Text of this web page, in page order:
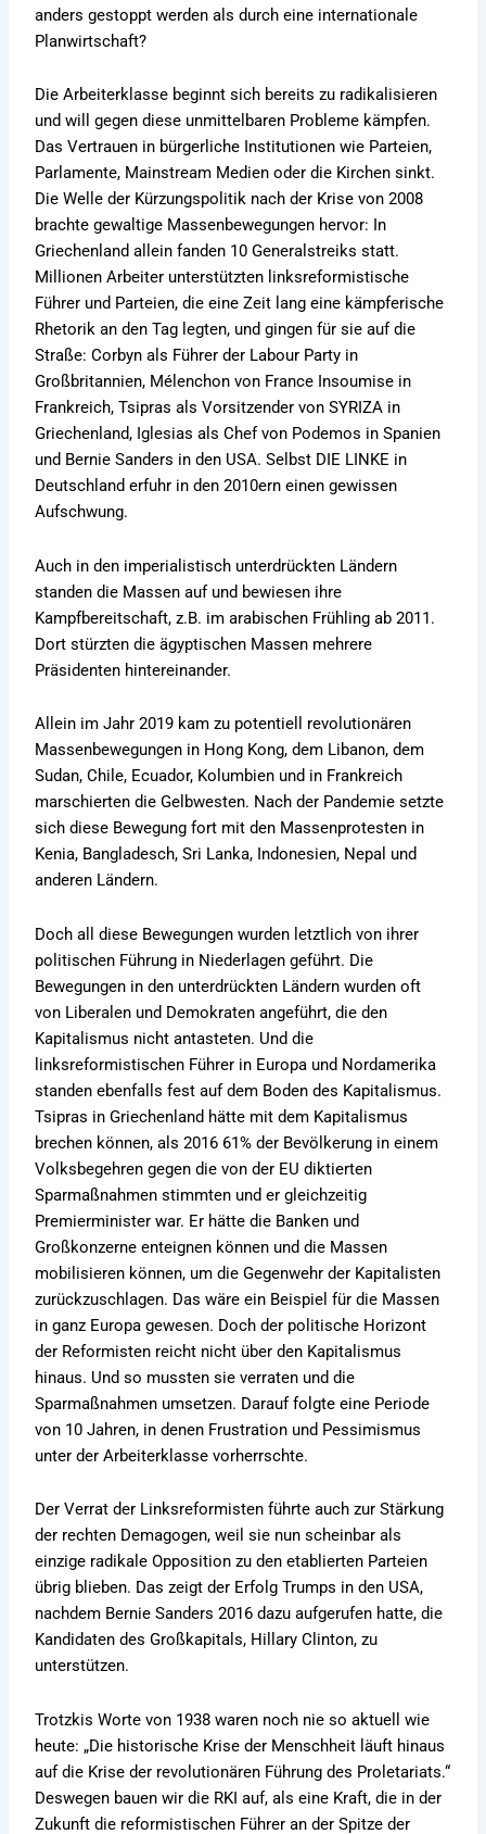
anders gestoppt werden als durch eine internationale
Planwirtschaft?
Die Arbeiterklasse beginnt sich bereits zu radikalisieren
und will gegen diese unmittelbaren Probleme kämpfen.
Das Vertrauen in bürgerliche Institutionen wie Parteien,
Parlamente, Mainstream Medien oder die Kirchen sinkt.
Die Welle der Kürzungspolitik nach der Krise von 2008
brachte gewaltige Massenbewegungen hervor: In
Griechenland allein fanden 10 Generalstreiks statt.
Millionen Arbeiter unterstützten linksreformistische
Führer und Parteien, die eine Zeit lang eine kämpferische
Rhetorik an den Tag legten, und gingen für sie auf die
Straße: Corbyn als Führer der Labour Party in
Großbritannien, Mélenchon von France Insoumise in
Frankreich, Tsipras als Vorsitzender von SYRIZA in
Griechenland, Iglesias als Chef von Podemos in Spanien
und Bernie Sanders in den USA. Selbst DIE LINKE in
Deutschland erfuhr in den 2010ern einen gewissen
Aufschwung.
Auch in den imperialistisch unterdrückten Ländern
standen die Massen auf und bewiesen ihre
Kampfbereitschaft, z.B. im arabischen Frühling ab 2011.
Dort stürzten die ägyptischen Massen mehrere
Präsidenten hintereinander.
Allein im Jahr 2019 kam zu potentiell revolutionären
Massenbewegungen in Hong Kong, dem Libanon, dem
Sudan, Chile, Ecuador, Kolumbien und in Frankreich
marschierten die Gelbwesten. Nach der Pandemie setzte
sich diese Bewegung fort mit den Massenprotesten in
Kenia, Bangladesch, Sri Lanka, Indonesien, Nepal und
anderen Ländern.
Doch all diese Bewegungen wurden letztlich von ihrer
politischen Führung in Niederlagen geführt. Die
Bewegungen in den unterdrückten Ländern wurden oft
von Liberalen und Demokraten angeführt, die den
Kapitalismus nicht antasteten. Und die
linksreformistischen Führer in Europa und Nordamerika
standen ebenfalls fest auf dem Boden des Kapitalismus.
Tsipras in Griechenland hätte mit dem Kapitalismus
brechen können, als 2016 61% der Bevölkerung in einem
Volksbegehren gegen die von der EU diktierten
Sparmaßnahmen stimmten und er gleichzeitig
Premierminister war. Er hätte die Banken und
Großkonzerne enteignen können und die Massen
mobilisieren können, um die Gegenwehr der Kapitalisten
zurückzuschlagen. Das wäre ein Beispiel für die Massen
in ganz Europa gewesen. Doch der politische Horizont
der Reformisten reicht nicht über den Kapitalismus
hinaus. Und so mussten sie verraten und die
Sparmaßnahmen umsetzen. Darauf folgte eine Periode
von 10 Jahren, in denen Frustration und Pessimismus
unter der Arbeiterklasse vorherrschte.
Der Verrat der Linksreformisten führte auch zur Stärkung
der rechten Demagogen, weil sie nun scheinbar als
einzige radikale Opposition zu den etablierten Parteien
übrig blieben. Das zeigt der Erfolg Trumps in den USA,
nachdem Bernie Sanders 2016 dazu aufgerufen hatte, die
Kandidaten des Großkapitals, Hillary Clinton, zu
unterstützen.
Trotzkis Worte von 1938 waren noch nie so aktuell wie
heute: „Die historische Krise der Menschheit läuft hinaus
auf die Krise der revolutionären Führung des Proletariats.“
Deswegen bauen wir die RKI auf, als eine Kraft, die in der
Zukunft die reformistischen Führer an der Spitze der